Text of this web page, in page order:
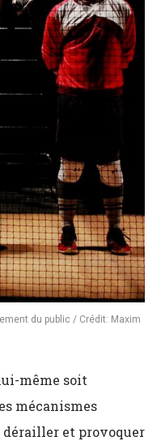
du public / Crédit: Maxim
même soit
mécanismes
et provoquer